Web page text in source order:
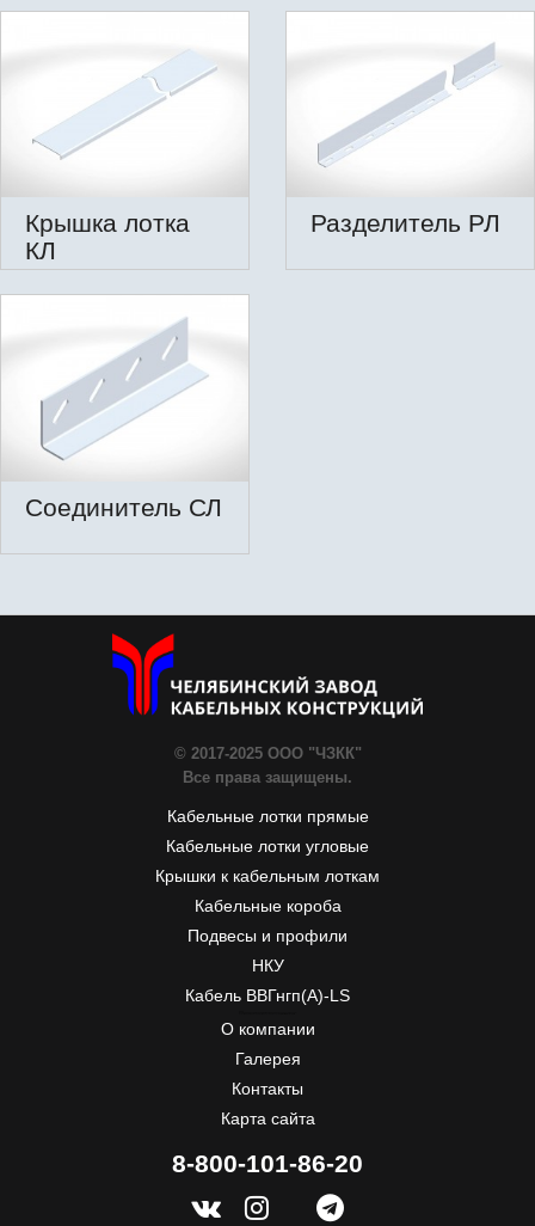
Крышка лотка
КЛ
Разделитель РЛ
Соединитель СЛ
© 2017-2025 ООО "ЧЗКК"
Все права защищены.
Кабельные лотки прямые
Кабельные лотки угловые
Крышки к кабельным лоткам
Кабельные короба
Подвесы и профили
НКУ
Кабель ВВГнгп(A)-LS
О компании
Галерея
Контакты
Карта сайта
8-800-101-86-20